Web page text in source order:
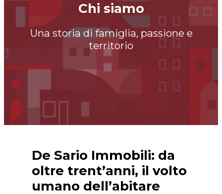
Chi siamo
Una storia di famiglia, passione e
territorio
De Sario Immobili: da
oltre trent’anni, il volto
umano dell’abitare